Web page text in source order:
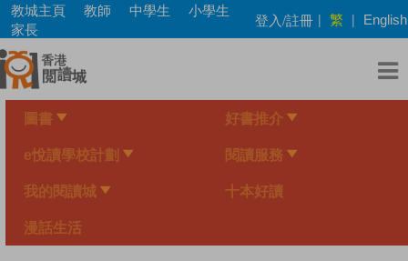
Skip
main
content
教城主頁 教師 中學生
小學生
家長
登入/註冊 | 繁 | English
圖書 好書推介
e悅讀學校計劃 閱讀服務
我的閱讀城 十本好讀
漫話生活